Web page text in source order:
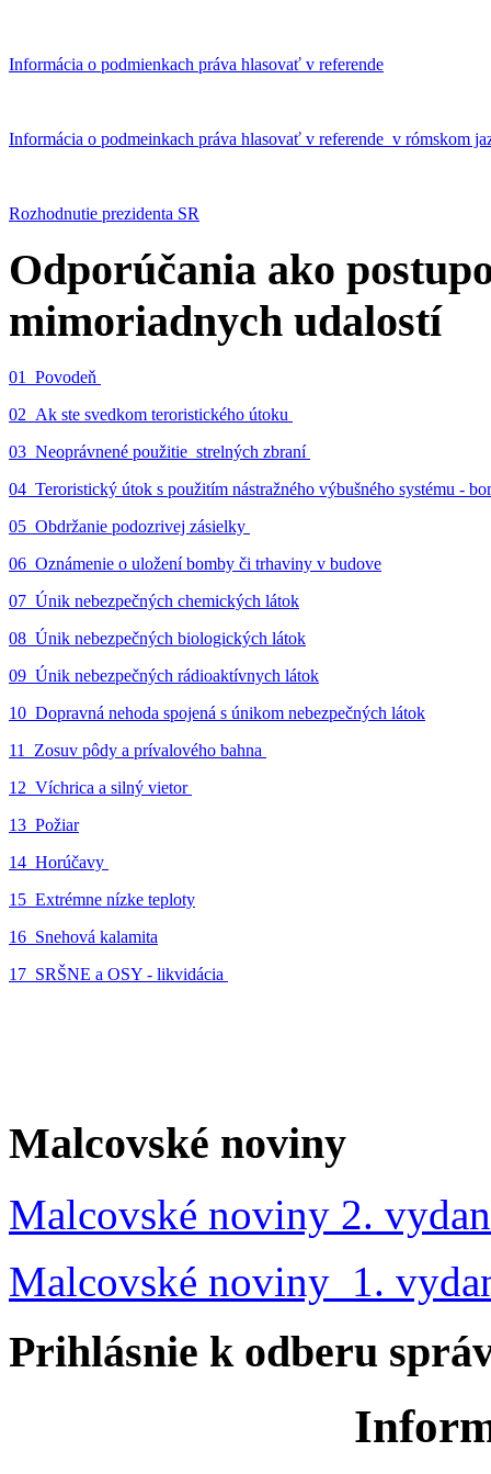
Informácia o podmienkach práva hlasovať v referende
Informácia o podmeinkach práva hlasovať v referende v rómskom
Rozhodnutie prezidenta SR
Odporúčania ako
mimoriadnych udalostí
01_Povodeň
02_Ak ste svedkom teroristického útoku
03_Neoprávnené použitie strelných zbraní
04_Teroristický útok s použitím nástražného výbušného systému -
05_Obdržanie podozrivej zásielky
06_Oznámenie o uložení bomby či trhaviny v budove
07_Únik nebezpečných chemických látok
08_Únik nebezpečných biologických látok
09_Únik nebezpečných rádioaktívnych látok
10_Dopravná nehoda spojená s únikom nebezpečných látok
11_Zosuv pôdy a prívalového bahna
12_Víchrica a silný vietor
13_Požiar
14_Horúčavy
15_Extrémne nízke teploty
16_Snehová kalamita
17_SRŠNE a OSY - likvidácia
Malcovské noviny
Malcovské noviny 2.
Malcovské noviny 1.
Prihlásnie k odberu